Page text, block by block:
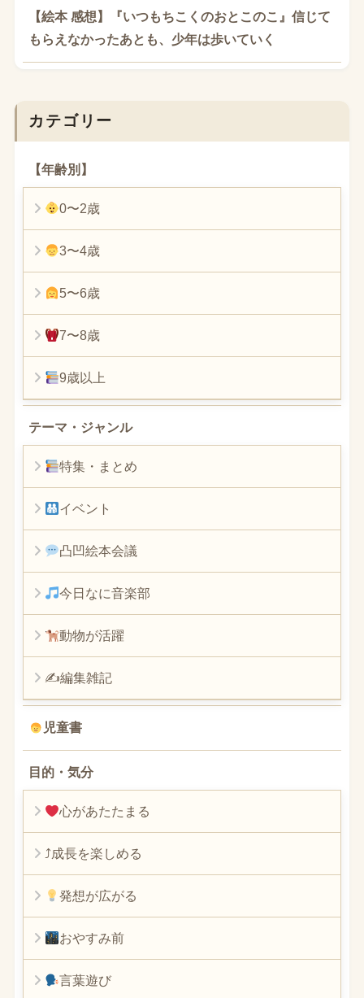
【絵本 感想】『いつもちこくのおとこのこ』信じて
もらえなかったあとも、少年は歩いていく
カテゴリー
【年齢別】
0〜2歳
3〜4歳
5〜6歳
7〜8歳
9歳以上
テーマ・ジャンル
特集・まとめ
イベント
凸凹絵本会議
今日なに音楽部
動物が活躍
✍編集雑記
児童書
目的・気分
心があたたまる
⤴︎成長を楽しめる
発想が広がる
おやすみ前
言葉遊び